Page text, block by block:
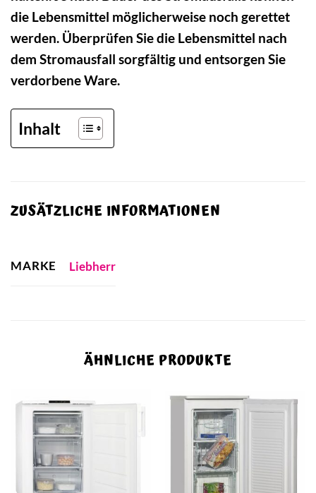
die Lebensmittel möglicherweise noch gerettet
werden. Überprüfen Sie die Lebensmittel nach
dem Stromausfall sorgfältig und entsorgen Sie
verdorbene Ware.
Inhalt
ZUSÄTZLICHE INFORMATIONEN
MARKE Liebherr
ÄHNLICHE PRODUKTE